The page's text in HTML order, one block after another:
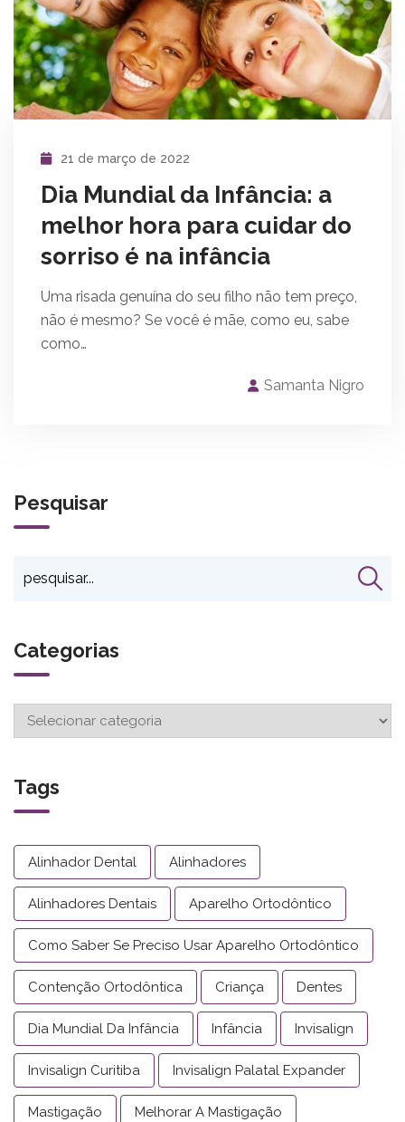
21 de março de 2022
Dia Mundial da Infância: a
melhor hora para cuidar do
sorriso é na infância
Uma risada genuína do seu filho não tem preço,
não é mesmo? Se você é mãe, como eu, sabe
como…
Samanta Nigro
Pesquisar
Categorias
Tags
Alinhador Dental Alinhadores
Alinhadores Dentais Aparelho Ortodôntico
Como Saber Se Preciso Usar Aparelho Ortodôntico
Contenção Ortodôntica Criança Dentes
Dia Mundial Da Infância Infância Invisalign
Invisalign Curitiba Invisalign Palatal Expander
Mastigação Melhorar A Mastigação